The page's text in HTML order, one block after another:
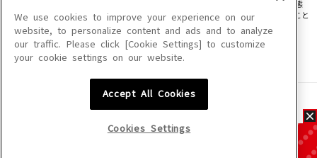
このサイトに掲載されている一切の文章・画像・写真・動画・音声等を、手段や形態
を問わず、著作権法の定める範囲を超えて無断で複製、転載、ファイル化などすること
を禁じます。
楽曲及びコンテンツは、機種によりご利用いただけない場合があります。
楽曲及びコンテンツの配信日、配信内容が変更になる場合があります。
We use cookies to improve your experience on our
website, to personalize content and ads and to analyze
our traffic. Please click [Cookie Settings] to customize
your cookie settings on our website.
Accept All Cookies
Cookies Settings